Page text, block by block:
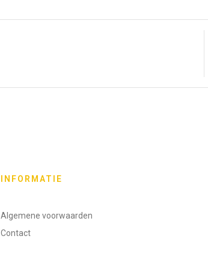
INFORMATIE
Algemene voorwaarden
Contact